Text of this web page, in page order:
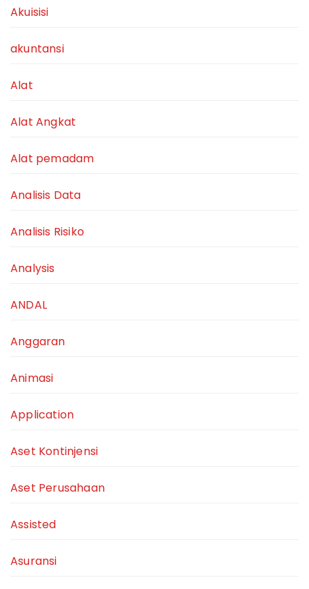
Akuisisi
akuntansi
Alat
Alat Angkat
Alat pemadam
Analisis Data
Analisis Risiko
Analysis
ANDAL
Anggaran
Animasi
Application
Aset Kontinjensi
Aset Perusahaan
Assisted
Asuransi